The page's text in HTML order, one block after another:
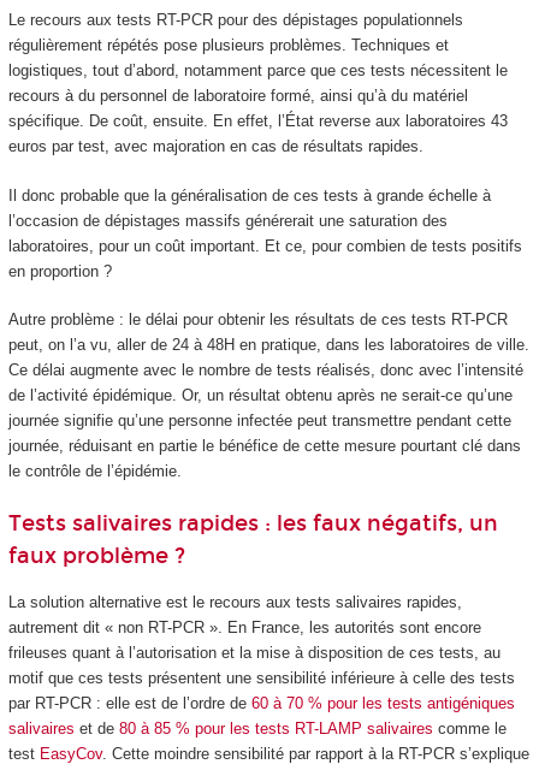
Le recours aux tests RT-PCR pour des dépistages populationnels
régulièrement répétés pose plusieurs problèmes. Techniques et
logistiques, tout d’abord, notamment parce que ces tests nécessitent le
recours à du personnel de laboratoire formé, ainsi qu’à du matériel
spécifique. De coût, ensuite. En effet, l’État reverse aux laboratoires 43
euros par test, avec majoration en cas de résultats rapides.
Il donc probable que la généralisation de ces tests à grande échelle à
l’occasion de dépistages massifs générerait une saturation des
laboratoires, pour un coût important. Et ce, pour combien de tests positifs
en proportion ?
Autre problème : le délai pour obtenir les résultats de ces tests RT-PCR
peut, on l’a vu, aller de 24 à 48H en pratique, dans les laboratoires de ville.
Ce délai augmente avec le nombre de tests réalisés, donc avec l’intensité
de l’activité épidémique. Or, un résultat obtenu après ne serait-ce qu’une
journée signifie qu’une personne infectée peut transmettre pendant cette
journée, réduisant en partie le bénéfice de cette mesure pourtant clé dans
le contrôle de l’épidémie.
Tests salivaires rapides : les faux négatifs, un
faux problème ?
La solution alternative est le recours aux tests salivaires rapides,
autrement dit « non RT-PCR ». En France, les autorités sont encore
frileuses quant à l’autorisation et la mise à disposition de ces tests, au
motif que ces tests présentent une sensibilité inférieure à celle des tests
par RT-PCR : elle est de l’ordre de 60 à 70 % pour les tests antigéniques
salivaires et de 80 à 85 % pour les tests RT-LAMP salivaires comme le
test EasyCov. Cette moindre sensibilité par rapport à la RT-PCR s’explique